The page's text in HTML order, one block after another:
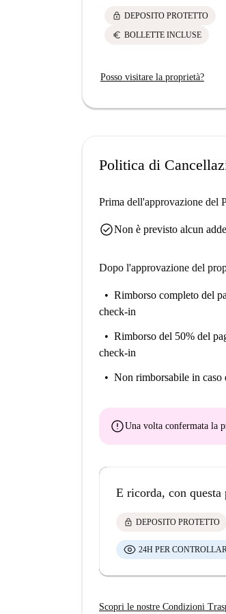
lock DEPOSITO PROTETTO
euro BOLLETTE INCLUSE
Posso visitare la proprietà?
Politica di
Prima dell'approvazione del
check_circleNon è previsto alcun
Dopo l'approvazione del
Rimborso completo del
check-in
Rimborso del 50% del
check-in
Non rimborsabile in caso
errorUna volta confermata la
E ricorda, con questa
lock DEPOSITO PROTETTO
24H PER
Scopri le nostre Condizioni